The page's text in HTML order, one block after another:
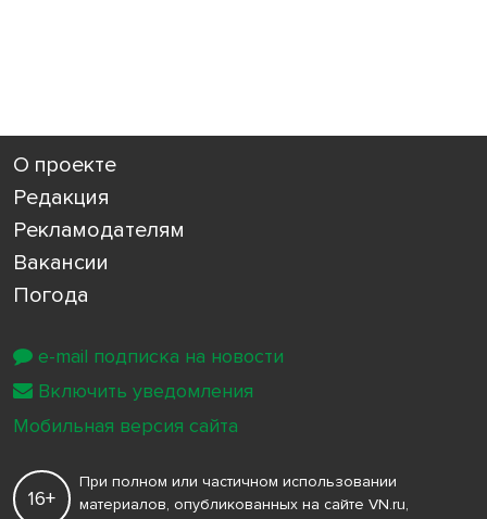
О проекте
Редакция
Рекламодателям
Вакансии
Погода
16+
При полном или частичном использовании
материалов, опубликованных на сайте VN.ru,
e-mail подписка на новости
Включить уведомления
Мобильная версия сайта